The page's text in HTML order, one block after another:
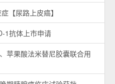
【尿路上皮癌】
1抗体上市申请
苹果酸法米替尼胶囊联合用